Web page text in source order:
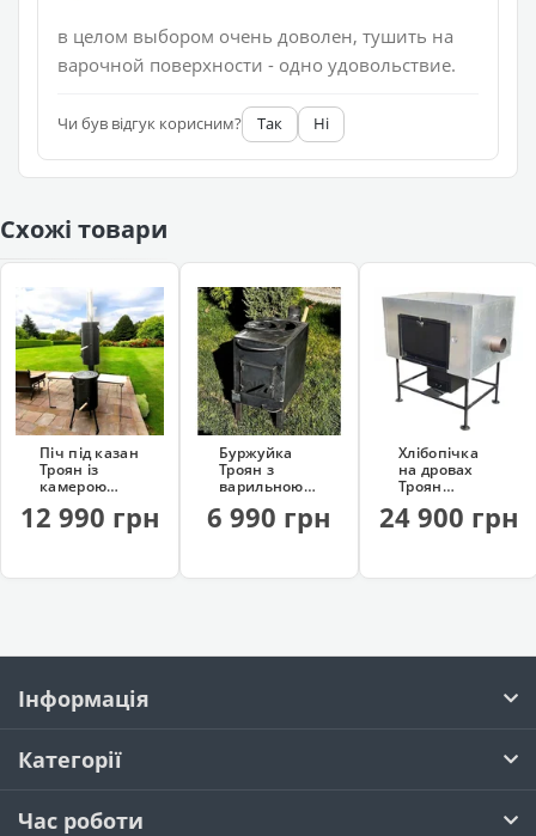
в целом выбором очень доволен, тушить на
варочной поверхности - одно удовольствие.
Чи був відгук корисним? Так Ні
Схожі товари
Піч під казан
Троян із
камерою
12 990 грн
Буржуйка
Троян з
варильною
(на дровах)
6 990 грн
Хлібопічка
на дровах
Троян
24 900 грн
Інформація
Категорії
Час роботи